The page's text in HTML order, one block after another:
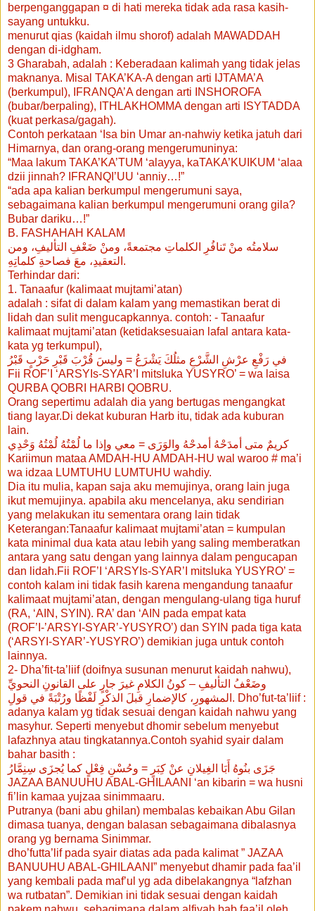
berpenganggapan ¤ di hati mereka tidak ada rasa kasih-
sayang untukku.
menurut qias (kaidah ilmu shorof) adalah MAWADDAH
dengan di-idgham.
3 Gharabah, adalah : Keberadaan kalimah yang tidak jelas
maknanya. Misal TAKA’KA-A dengan arti IJTAMA’A
(berkumpul), IFRANQA’A dengan arti INSHOROFA
(bubar/berpaling), ITHLAKHOMMA dengan arti ISYTADDA
(kuat perkasa/gagah).
Contoh perkataan ‘Isa bin Umar an-nahwiy ketika jatuh dari
Himarnya, dan orang-orang mengerumuninya:
“Maa lakum TAKA’KA’TUM ‘alayya, kaTAKA’KUIKUM ‘alaa
dzii jinnah? IFRANQI’UU ‘anniy…!”
“ada apa kalian berkumpul mengerumuni saya,
sebagaimana kalian berkumpul mengerumuni orang gila?
Bubar dariku…!”
B. FASHAHAH KALAM
سلامتُه منْ تَنافُرِ الكلماتِ مجتمعةً، ومنْ ضَعْفِ التأليفِ، ومن
التعقيدِ، معَ فصاحةِ كلماتِهِ.
Terhindar dari:
1. Tanaafur (kalimaat mujtami’atan)
adalah : sifat di dalam kalam yang memastikan berat di
lidah dan sulit mengucapkannya. contoh: - Tanaafur
kalimaat mujtami’atan (ketidaksesuaian lafal antara kata-
kata yg terkumpul),
في رَفْعِ عرْشِ الشَّرْعِ مثلُكَ يَشْرَعُ = وليسَ قُرْبَ قَبْرِ حَرْبٍ قَبْرُ
Fii ROF’I ‘ARSYIs-SYAR’I mitsluka YUSYRO’ = wa laisa
QURBA QOBRI HARBI QOBRU.
Orang sepertimu adalah dia yang bertugas mengangkat
tiang layar.Di dekat kuburan Harb itu, tidak ada kuburan
lain.
كريمٌ متى أمدَحْهُ أمدحْهُ والوَرَى = معي وإذا ما لُمْتُهُ لُمْتُهُ وَحْدِي
Kariimun mataa AMDAH-HU AMDAH-HU wal waroo # ma’i
wa idzaa LUMTUHU LUMTUHU wahdiy.
Dia itu mulia, kapan saja aku memujinya, orang lain juga
ikut memujinya. apabila aku mencelanya, aku sendirian
yang melakukan itu sementara orang lain tidak
Keterangan:Tanaafur kalimaat mujtami’atan = kumpulan
kata minimal dua kata atau lebih yang saling memberatkan
antara yang satu dengan yang lainnya dalam pengucapan
dan lidah.Fii ROF’I ‘ARSYIs-SYAR’I mitsluka YUSYRO’ =
contoh kalam ini tidak fasih karena mengandung tanaafur
kalimaat mujtami’atan, dengan mengulang-ulang tiga huruf
(RA, ‘AIN, SYIN). RA’ dan ‘AIN pada empat kata
(ROF’I-’ARSYI-SYAR’-YUSYRO’) dan SYIN pada tiga kata
(‘ARSYI-SYAR’-YUSYRO’) demikian juga untuk contoh
lainnya.
2- Dha’fit-ta’liif (doifnya susunan menurut kaidah nahwu),
وضَعْفُ التأليفِ – كونُ الكلامِ غيرَ جارٍ على القانونِ النحويِّ
المشهورِ، كالإضمارِ قبلَ الذكْرِ لَفْظًا ورُتْبَةً في قولِ. Dho’fut-ta’liif :
adanya kalam yg tidak sesuai dengan kaidah nahwu yang
masyhur. Seperti menyebut dhomir sebelum menyebut
lafazhnya atau tingkatannya.Contoh syahid syair dalam
bahar basith :
جَزَى بنُوهُ أَبَا الغِيلانِ عنْ كِبَرٍ = وحُسْنِ فِعْلٍ كما يُجزَى سِنِمَّارُ
JAZAA BANUUHU ABAL-GHILAANI ‘an kibarin = wa husni
fi’lin kamaa yujzaa sinimmaaru.
Putranya (bani abu ghilan) membalas kebaikan Abu Gilan
dimasa tuanya, dengan balasan sebagaimana dibalasnya
orang yg bernama Sinimmar.
dho’futta’lif pada syair diatas ada pada kalimat ” JAZAA
BANUUHU ABAL-GHILAANI” menyebut dhamir pada faa’il
yang kembali pada maf’ul yg ada dibelakangnya “lafzhan
wa rutbatan”. Demikian ini tidak sesuai dengan kaidah